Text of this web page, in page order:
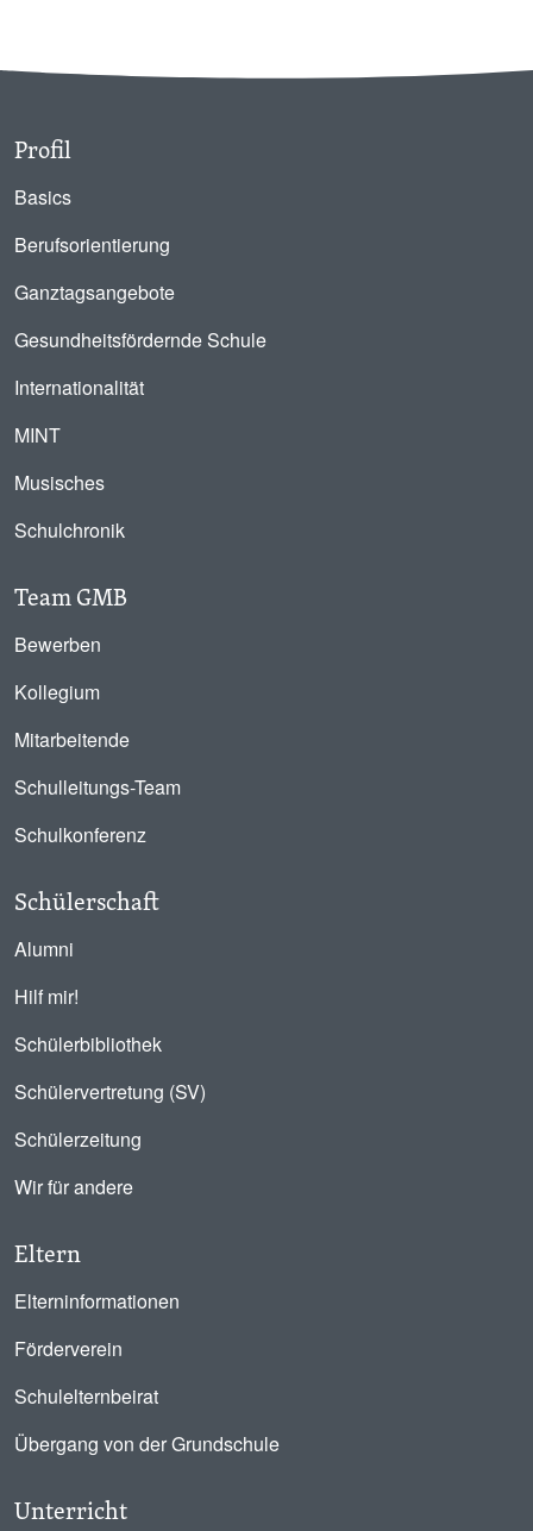
Profil
Basics
Berufsorientierung
Ganztagsangebote
Gesundheitsfördernde Schule
Internationalität
MINT
Musisches
Schulchronik
Team GMB
Bewerben
Kollegium
Mitarbeitende
Schulleitungs-Team
Schulkonferenz
Schülerschaft
Alumni
Hilf mir!
Schülerbibliothek
Schülervertretung (SV)
Schülerzeitung
Wir für andere
Eltern
Elterninformationen
Förderverein
Schulelternbeirat
Übergang von der Grundschule
Unterricht